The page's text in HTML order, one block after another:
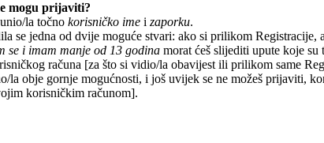
mogu prijaviti?
la točno korisničko ime i zaporku.
se jedna od dvije moguće stvari: ako si prilikom Registracije,
se i imam manje od 13 godina morat ćeš slijediti upute koje
računa [za što si vidio/la obavijest ili prilikom same
la obje gornje mogućnosti, i još uvijek se ne možeš prijaviti,
korisničkim računom].